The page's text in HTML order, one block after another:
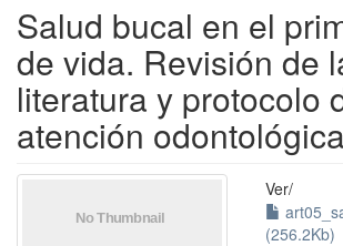
Salud bucal en el
de vida. Revisión de
literatura y protocolo
atención
Ver/
(256.2Kb)